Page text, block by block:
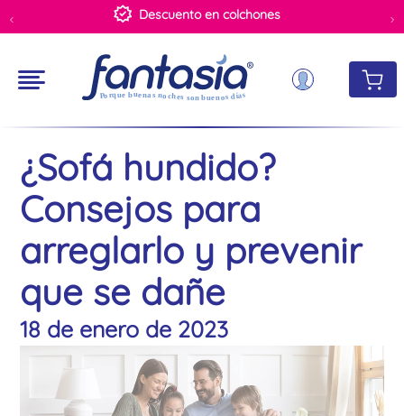
Descuento en colchones
¿Sofá hundido?
Consejos para
arreglarlo y prevenir
que se dañe
18 de enero de 2023